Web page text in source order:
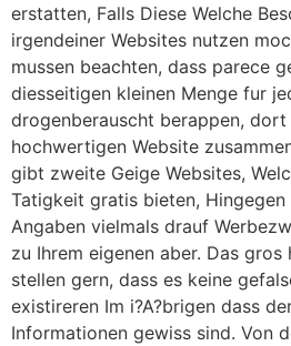
erstatten, Falls Diese Welche
irgendeiner Websites nutzen
mussen beachten, dass parece
diesseitigen kleinen Menge fur
drogenberauscht berappen,
hochwertigen Website
gibt zweite Geige Websites,
Tatigkeit gratis bieten,
Angaben vielmals drauf
zu Ihrem eigenen aber. Das
stellen gern, dass es keine
existireren Im i?A?brigen dass
Informationen gewiss sind. Von